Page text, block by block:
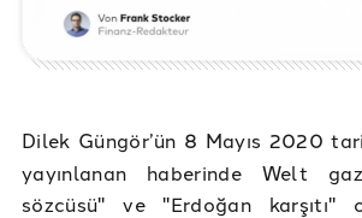
Dilek Güngör’ün 8 Mayıs 2020
yayınlanan haberinde Welt
sözcüsü" ve "Erdoğan karşıtı"